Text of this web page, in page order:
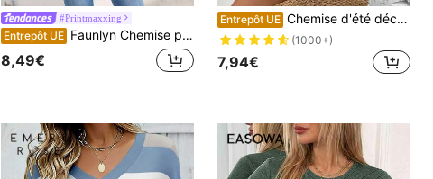
#Printmaxxing
Entrepôt UE Faunlyn Chemise pour femmes imprimée Paisley pour les loisirs et les vacances
8,49€
Entrepôt UE Chemise d'été décontractée pour femmes à col V et manches courtes avec imprimé tout-sur-tout, chemise à texture d'impression vintage américaine, style vacances avec design polyvalent et flatteur
(1000+)
7,94€